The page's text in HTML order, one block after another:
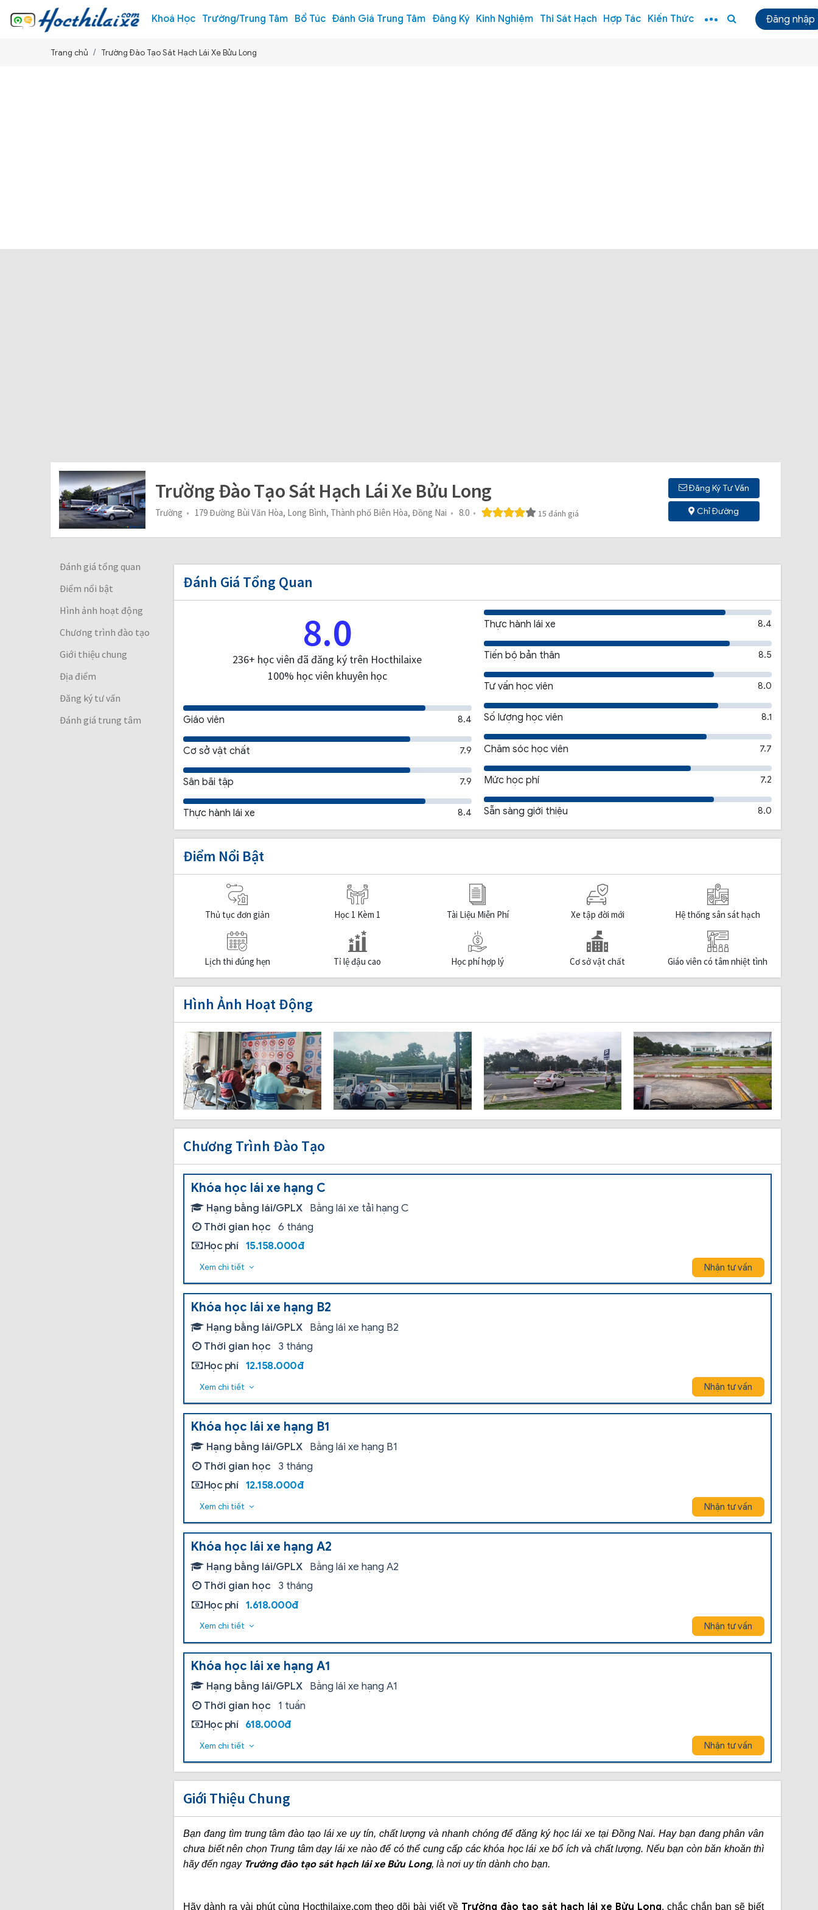
Khoá Học Trường/Trung Tâm Bổ Túc Đánh Giá Trung Tâm Đăng Ký Kinh Nghiệm Thi Sát Hạch Hợp Tác Kiến Thức Đăng nhập
Trang chủ Trường Đào Tạo Sát Hạch Lái Xe Bửu Long
Trường Đào Tạo Sát Hạch Lái Xe Bửu Long
Trường 179 Đường Bùi Văn Hòa, Long Bình, Thành phố Biên Hòa, Đồng Nai 8.0 15 đánh giá
Đăng Ký Tư Vấn
Chỉ Đường
Đánh giá tổng quan
Điểm nổi bật
Hình ảnh hoạt động
Chương trình đào tạo
Giới thiệu chung
Địa điểm
Đăng ký tư vấn
Đánh giá trung tâm
Đánh Giá Tổng Quan
8.0
236+ học viên đã đăng ký trên Hocthilaixe
100% học viên khuyên học
Giáo viên 8.4
Cơ sở vật chất 7.9
Sân bãi tập 7.9
Thực hành lái xe 8.4
Thực hành lái xe 8.4
Tiến bộ bản thân 8.5
Tư vấn học viên 8.0
Số lượng học viên 8.1
Chăm sóc học viên 7.7
Mức học phí 7.2
Sẵn sàng giới thiệu 8.0
Điểm Nổi Bật
Thủ tục đơn giản Học 1 Kèm 1 Tài Liệu Miễn Phí Xe tập đời mới Hệ thống sân sát hạch
Lịch thi đúng hẹn Tỉ lệ đậu cao Học phí hợp lý Cơ sở vật chất Giáo viên có tâm nhiệt tình
Hình Ảnh Hoạt Động
Chương Trình Đào Tạo
Khóa học lái xe hạng C
Hạng bằng lái/GPLX
Bằng lái xe tải hạng C
Thời gian học 6 tháng
Học phí
15.158.000đ
Xem chi tiết Nhận tư vấn
Khóa học lái xe hạng B2
Hạng bằng lái/GPLX
Bằng lái xe hạng B2
Thời gian học
3 tháng
Học phí
12.158.000đ
Xem chi tiết Nhận tư vấn
Khóa học lái xe hạng B1
Hạng bằng lái/GPLX
Bằng lái xe hạng B1
Thời gian học
3 tháng
Học phí
12.158.000đ
Xem chi tiết Nhận tư vấn
Khóa học lái xe hạng A2
Hạng bằng lái/GPLX
Bằng lái xe hạng A2
Thời gian học
3 tháng
Học phí
1.618.000đ
Xem chi tiết Nhận tư vấn
Khóa học lái xe hạng A1
Hạng bằng lái/GPLX
Bằng lái xe hạng A1
Thời gian học
1 tuần
Học phí
618.000đ
Xem chi tiết Nhận tư vấn
Giới Thiệu Chung
Bạn đang tìm trung tâm đào tạo lái xe uy tín, chất lượng và nhanh chóng để đăng ký học lái xe tại Đồng Nai. Hay bạn đang phân vân
chưa biết nên chọn Trung tâm dạy lái xe nào để có thể cung cấp các khóa học lái xe bổ ích và chất lượng. Nếu bạn còn băn khoăn thì
hãy đến ngay Trường đào tạo sát hạch lái xe Bửu Long, là nơi uy tín dành cho bạn.
Hãy dành ra vài phút cùng Hocthilaixe.com theo dõi bài viết về Trường đào tạo sát hạch lái xe Bửu Long, chắc chắn bạn sẽ biết